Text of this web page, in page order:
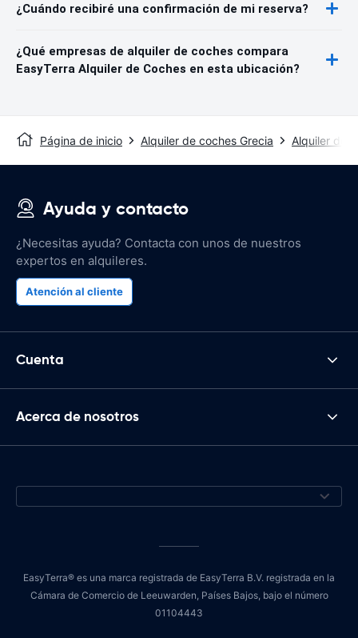
¿Cuándo recibiré una confirmación de mi reserva?
¿Qué empresas de alquiler de coches compara
EasyTerra Alquiler de Coches en esta ubicación?
Página de inicio Alquiler de coches Grecia Alquiler de
Ayuda y contacto
¿Necesitas ayuda? Contacta con unos de nuestros
expertos en alquileres.
Atención al cliente
Cuenta
Acerca de nosotros
EasyTerra® es una marca registrada de EasyTerra B.V. registrada en la
Cámara de Comercio de Leeuwarden, Países Bajos, bajo el número
01104443